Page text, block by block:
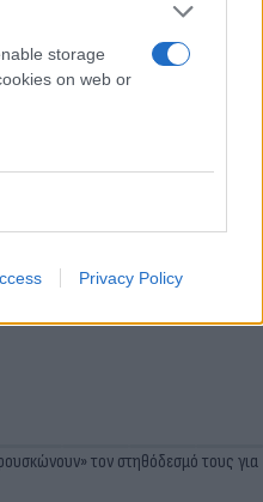
storage
on web or
Privacy Policy